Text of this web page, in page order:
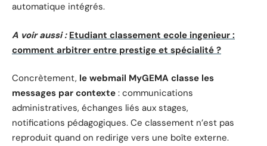
automatique intégrés.
A voir aussi : Etudiant classement ecole ingenieur :
comment arbitrer entre prestige et spécialité ?
Concrètement, le webmail MyGEMA classe les
messages par contexte : communications
administratives, échanges liés aux stages,
notifications pédagogiques. Ce classement n’est pas
reproduit quand on redirige vers une boîte externe.